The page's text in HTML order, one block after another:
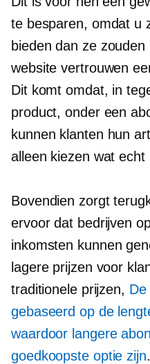
te besparen, omdat u
bieden dan ze
website vertrouwen
Dit komt omdat, in
product, onder een
kunnen klanten hun
alleen kiezen wat echt
Bovendien zorgt
ervoor dat bedrijven
inkomsten kunnen
lagere prijzen voor
traditionele prijzen, De
gebaseerd op de
waardoor langere
goedkoopste optie zijn